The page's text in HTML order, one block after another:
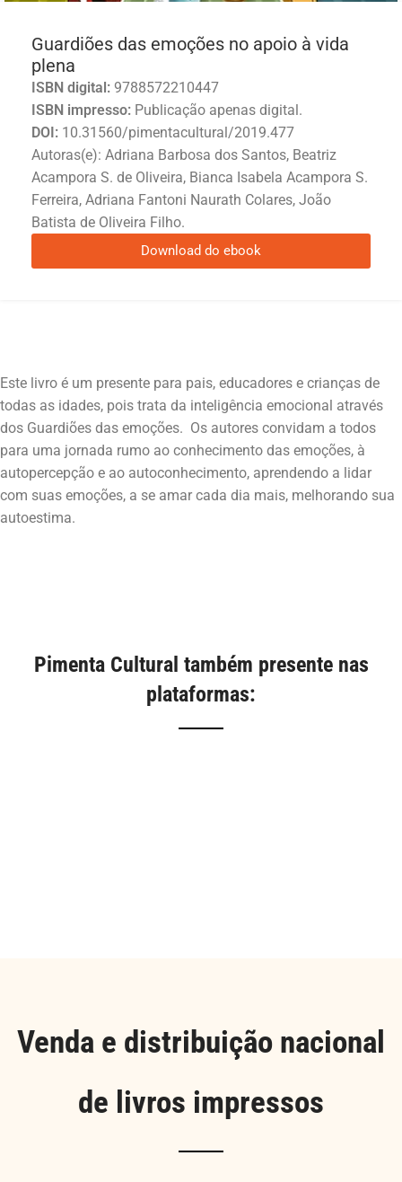
Guardiões das emoções no apoio à vida
plena
ISBN digital: 9788572210447
ISBN impresso: Publicação apenas digital.
DOI: 10.31560/pimentacultural/2019.477
Autoras(e): Adriana Barbosa dos Santos, Beatriz
Acampora S. de Oliveira, Bianca Isabela Acampora S.
Ferreira, Adriana Fantoni Naurath Colares, João
Batista de Oliveira Filho.
Download do ebook
Este livro é um presente para pais, educadores e crianças de
todas as idades, pois trata da inteligência emocional através
dos Guardiões das emoções. Os autores convidam a todos
para uma jornada rumo ao conhecimento das emoções, à
autopercepção e ao autoconhecimento, aprendendo a lidar
com suas emoções, a se amar cada dia mais, melhorando sua
Pimenta Cultural também presente nas
plataformas:
Venda e distribuição nacional
de livros impressos